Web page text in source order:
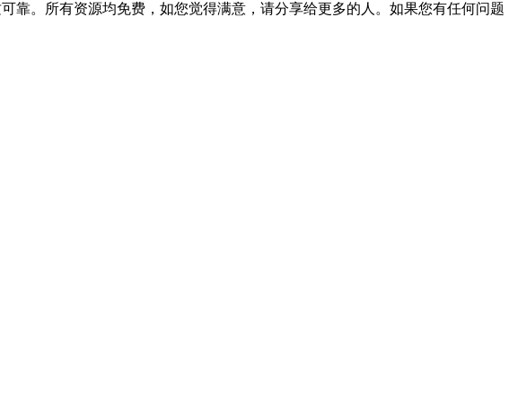
靠。所有资源均免费，如您觉得满意，请分享给更多的人。如果您有任何问题